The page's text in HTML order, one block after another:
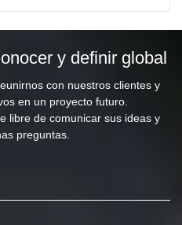
y definir global
con nuestros clientes y
en un proyecto futuro.
libre de comunicar sus ideas y
preguntas.